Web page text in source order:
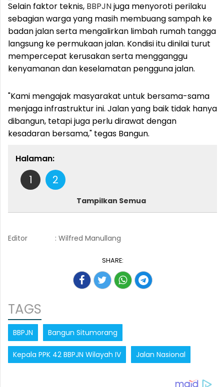
Selain faktor teknis, BBPJNjuga menyoroti perilaku
sebagian warga yang masih membuang sampah ke
badan jalan serta mengalirkan limbah rumah tangga
langsung ke permukaan jalan. Kondisi itu dinilai turut
mempercepat kerusakan serta mengganggu
kenyamanan dan keselamatan pengguna jalan.
"Kami mengajak masyarakat untuk bersama-sama
menjaga infrastruktur ini. Jalan yang baik tidak hanya
dibangun, tetapi juga perlu dirawat dengan
kesadaran bersama," tegas Bangun.
Halaman:
1 2
Tampilkan Semua
Editor : Wilfred Manullang
SHARE:
TAGS
BBPJN Bangun Situmorang
Kepala PPK 42 BBPJN Wilayah IV Jalan Nasional